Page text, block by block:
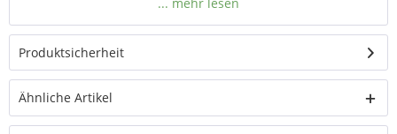
wissen:
LED-Teelichter mit Fernbedienung zu schalten
Produktsicherheit
Ähnliche Artikel